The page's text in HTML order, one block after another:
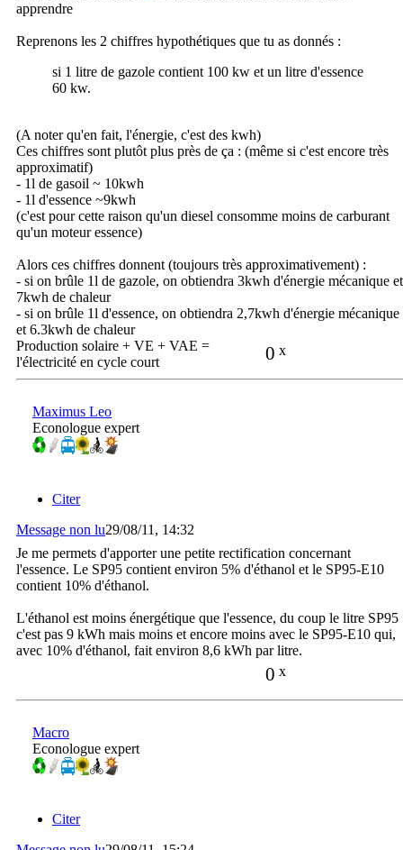
apprendre
Reprenons les 2 chiffres hypothétiques que tu as donnés :
si 1 litre de gazole contient 100 kw et un litre d'essence
60 kw.
(A noter qu'en fait, l'énergie, c'est des kwh)
Ces chiffres sont plutôt plus près de ça : (même si c'est encore très
approximatif)
- 1l de gasoil ~ 10kwh
- 1l d'essence ~9kwh
(c'est pour cette raison qu'un diesel consomme moins de carburant
qu'un moteur essence)
Alors ces chiffres donnent (toujours très approximativement) :
- si on brûle 1l de gazole, on obtiendra 3kwh d'énergie mécanique et
7kwh de chaleur
- si on brûle 1l d'essence, on obtiendra 2,7kwh d'énergie mécanique
et 6.3kwh de chaleur
0 x
Production solaire + VE + VAE =
l'électricité en cycle court
Maximus Leo
Econologue expert
Citer
Message non lu29/08/11, 14:32
Je me permets d'apporter une petite rectification concernant
l'essence. Le SP95 contient environ 5% d'éthanol et le SP95-E10
contient 10% d'éthanol.
L'éthanol est moins énergétique que l'essence, du coup le litre SP95
c'est pas 9 kWh mais moins et encore moins avec le SP95-E10 qui,
avec 10% d'éthanol, fait environ 8,6 kWh par litre.
0 x
Macro
Econologue expert
Citer